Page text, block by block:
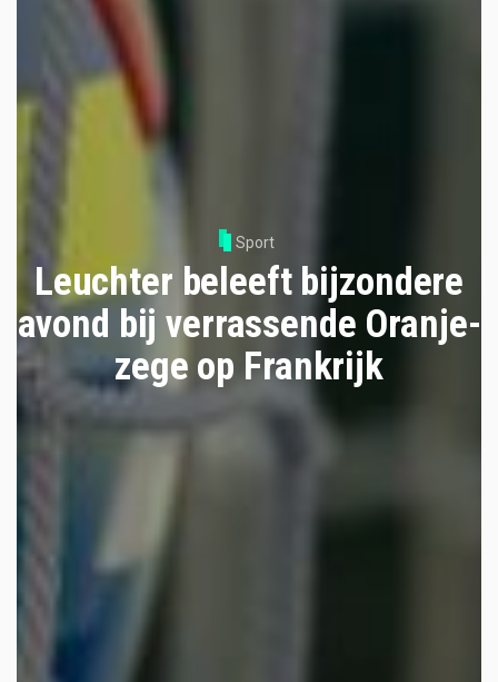
Sport
Leuchter beleeft bijzondere
avond bij verrassende Oranje-
zege op Frankrijk